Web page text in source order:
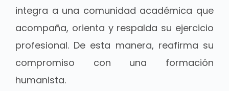
integra a una comunidad académica que
acompaña, orienta y respalda su ejercicio
profesional. De esta manera, reafirma su
compromiso con una formación
humanista.